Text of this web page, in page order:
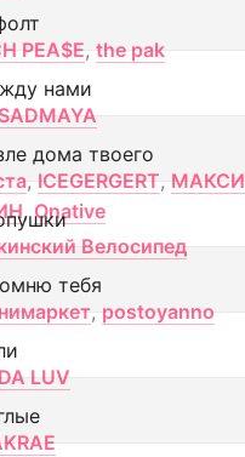
PEA$E, the pak
нами
дома твоего
, ICEGERGERT, МАКСИ
, Onative
Велосипед
тебя
, postoyanno
LUV